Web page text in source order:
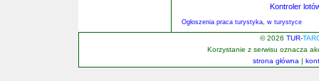
Kontroler
Ogłoszenia praca turystyka, w turystyce
© 2026 TUR-
Korzystanie z serwisu oznacza
strona główna |